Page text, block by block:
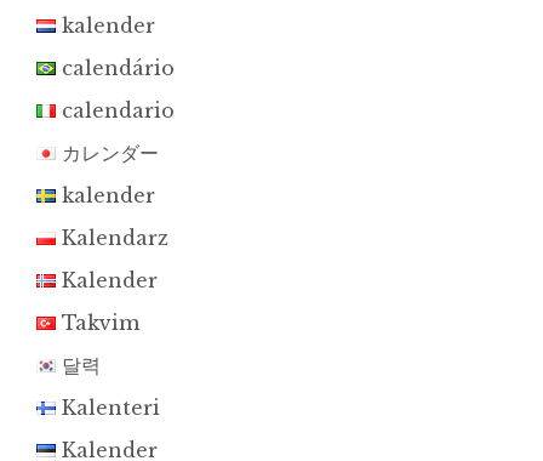
kalender
calendário
calendario
カレンダー
kalender
Kalendarz
Kalender
Takvim
달력
Kalenteri
Kalender